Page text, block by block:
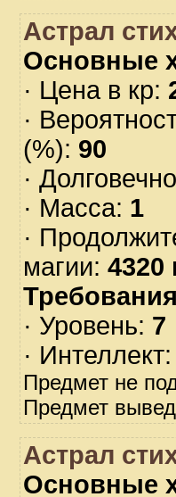
Астрал
Основные
· Цена в кр:
·
(%): 90
·
· Масса: 1
·
магии: 4320
· Уровень: 7
·
Предмет не
Предмет
Астрал
Основные